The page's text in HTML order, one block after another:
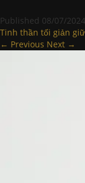
Published 08/07/2024
Tinh thần tối giản
← Previous Next →